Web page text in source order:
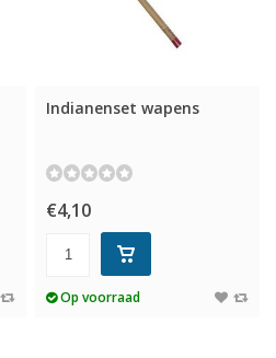
Indianenset wapens
€4,10
Op voorraad